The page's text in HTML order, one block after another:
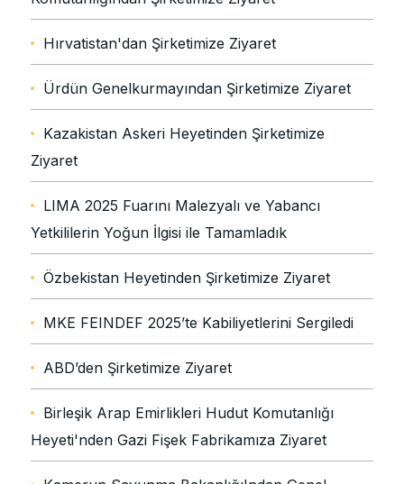
Hırvatistan'dan Şirketimize Ziyaret
Ürdün Genelkurmayından Şirketimize Ziyaret
Kazakistan Askeri Heyetinden Şirketimize
Ziyaret
LIMA 2025 Fuarını Malezyalı ve Yabancı
Yetkililerin Yoğun İlgisi ile Tamamladık
Özbekistan Heyetinden Şirketimize Ziyaret
MKE FEINDEF 2025’te Kabiliyetlerini Sergiledi
ABD’den Şirketimize Ziyaret
Birleşik Arap Emirlikleri Hudut Komutanlığı
Heyeti'nden Gazi Fişek Fabrikamıza Ziyaret